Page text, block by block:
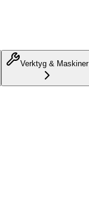
Verktyg & Maskiner